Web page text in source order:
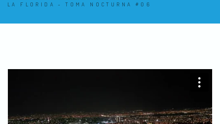
LA FLORIDA - TOMA NOCTURNA #06